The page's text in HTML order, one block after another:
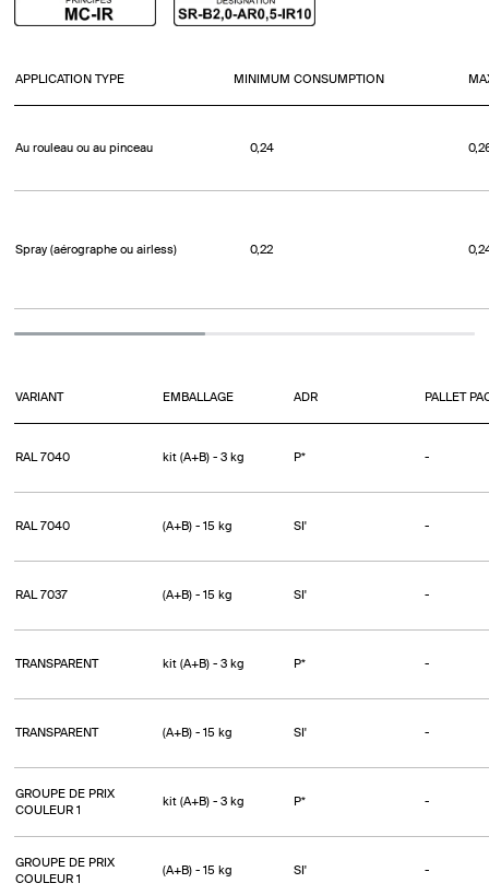
APPLICATION TYPE MINIMUM CONSUMPTION
Au rouleau ou au pinceau 0,24
Spray (aérographe ou airless) 0,22
VARIANT EMBALLAGE ADR PALLET
RAL 7040 kit (A+B) - 3 kg P* -
RAL 7040 (A+B) - 15 kg SI' -
RAL 7037 (A+B) - 15 kg SI' -
TRANSPARENT kit (A+B) - 3 kg P* -
TRANSPARENT (A+B) - 15 kg SI' -
GROUPE DE PRIX
COULEUR 1
kit (A+B) - 3 kg P* -
GROUPE DE PRIX
COULEUR 1
(A+B) - 15 kg SI' -